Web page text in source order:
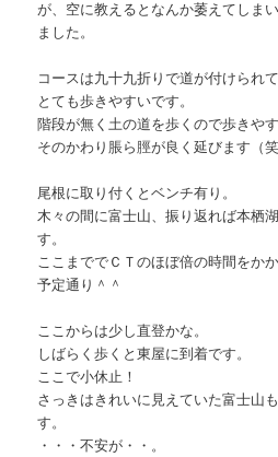
が、空に教えるとなんか萎えてしま
ました。
コースは九十九折りで道が付けられ
とても歩きやすいです。
階段が無く土の道を歩くので歩きや
そのかわり脹ら脛が良く延びます（笑
尾根に取り付くとベンチ有り。
木々の間に富士山、振り返れば本栖
す。
ここまででＣＴのほぼ倍の時間をかか
予定通り＾＾
ここからは少し直登かな。
しばらく歩くと東屋に到着です。
ここで小休止！
さっきはきれいに見えていた富士山
す。
・・・不安が・・。